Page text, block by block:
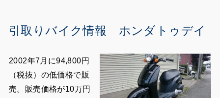
引取りバイク情報 ホンダトゥデイ
2002年7月に94,800円
（税抜）の低価格で販
売。販売価格が10万円